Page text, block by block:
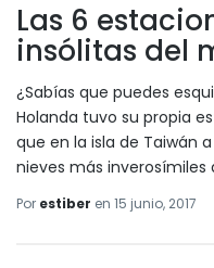
Las 6
insólitas del
¿Sabías que puedes
Holanda tuvo su propia
que en la isla de Taiwán
nieves más inverosímiles
Por estiber en 15 junio, 2017